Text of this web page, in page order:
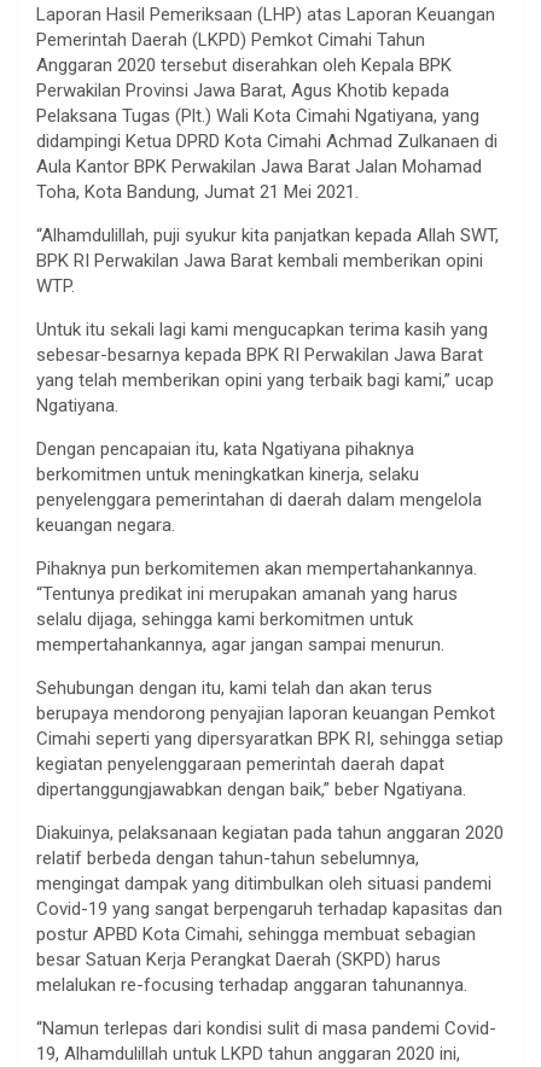
Laporan Hasil Pemeriksaan (LHP) atas Laporan Keuangan
Pemerintah Daerah (LKPD) Pemkot Cimahi Tahun
Anggaran 2020 tersebut diserahkan oleh Kepala BPK
Perwakilan Provinsi Jawa Barat, Agus Khotib kepada
Pelaksana Tugas (Plt.) Wali Kota Cimahi Ngatiyana, yang
didampingi Ketua DPRD Kota Cimahi Achmad Zulkanaen di
Aula Kantor BPK Perwakilan Jawa Barat Jalan Mohamad
Toha, Kota Bandung, Jumat 21 Mei 2021.
“Alhamdulillah, puji syukur kita panjatkan kepada Allah SWT,
BPK RI Perwakilan Jawa Barat kembali memberikan opini
WTP.
Untuk itu sekali lagi kami mengucapkan terima kasih yang
sebesar-besarnya kepada BPK RI Perwakilan Jawa Barat
yang telah memberikan opini yang terbaik bagi kami,” ucap
Ngatiyana.
Dengan pencapaian itu, kata Ngatiyana pihaknya
berkomitmen untuk meningkatkan kinerja, selaku
penyelenggara pemerintahan di daerah dalam mengelola
keuangan negara.
Pihaknya pun berkomitemen akan mempertahankannya.
“Tentunya predikat ini merupakan amanah yang harus
selalu dijaga, sehingga kami berkomitmen untuk
mempertahankannya, agar jangan sampai menurun.
Sehubungan dengan itu, kami telah dan akan terus
berupaya mendorong penyajian laporan keuangan Pemkot
Cimahi seperti yang dipersyaratkan BPK RI, sehingga setiap
kegiatan penyelenggaraan pemerintah daerah dapat
dipertanggungjawabkan dengan baik,” beber Ngatiyana.
Diakuinya, pelaksanaan kegiatan pada tahun anggaran 2020
relatif berbeda dengan tahun-tahun sebelumnya,
mengingat dampak yang ditimbulkan oleh situasi pandemi
Covid-19 yang sangat berpengaruh terhadap kapasitas dan
postur APBD Kota Cimahi, sehingga membuat sebagian
besar Satuan Kerja Perangkat Daerah (SKPD) harus
melalukan re-focusing terhadap anggaran tahunannya.
“Namun terlepas dari kondisi sulit di masa pandemi Covid-
19, Alhamdulillah untuk LKPD tahun anggaran 2020 ini,